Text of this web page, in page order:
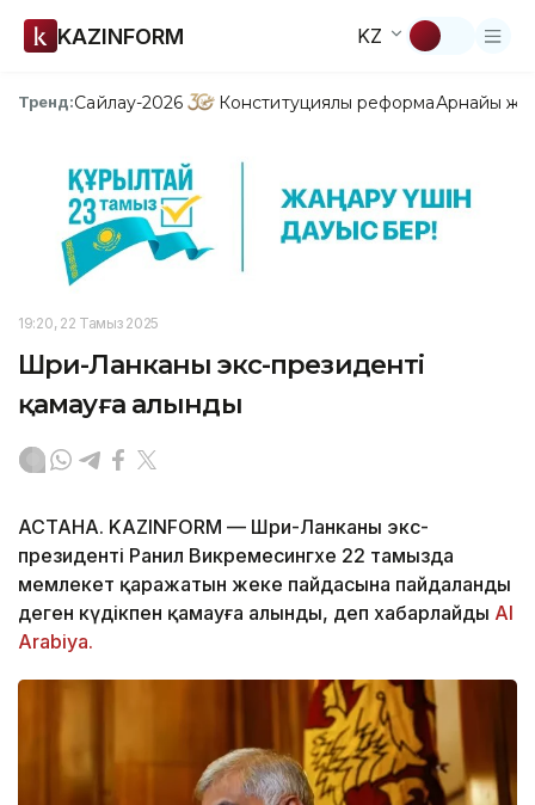
KAZINFORM KZ
Тренд:Сайлау-2026 Конституциялық реформаАрнайы
19:20, 22 Тамыз 2025
Шри-Ланканың экс-президенті
қамауға алынды
АСТАНА. KAZINFORM — Шри-Ланканың экс-
президенті Ранил Викремесингхе 22 тамызда
мемлекет қаражатын жеке пайдасына пайдаланды
деген күдікпен қамауға алынды, деп хабарлайды Al
Arabiya.